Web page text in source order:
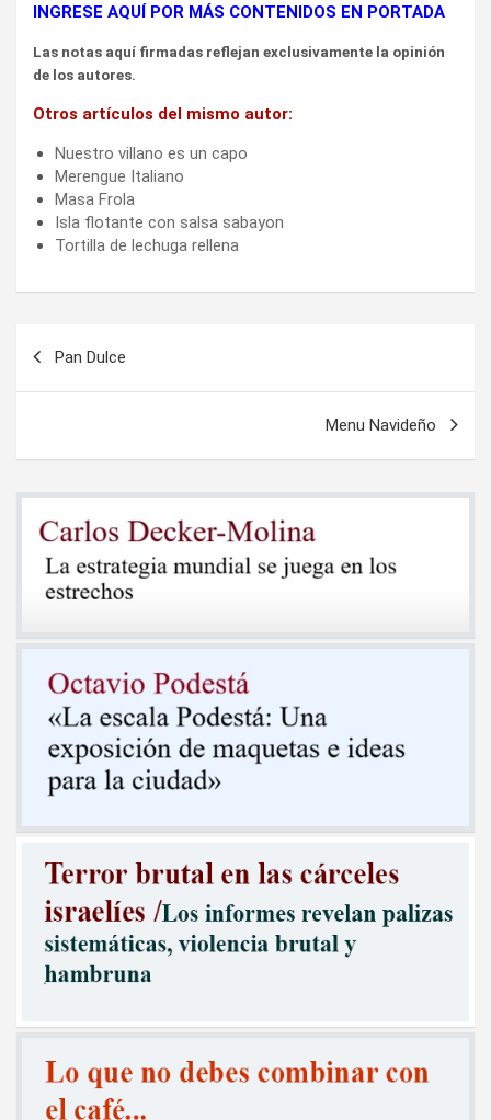
INGRESE AQUÍ POR MÁS CONTENIDOS EN PORTADA
Las notas aquí firmadas reflejan exclusivamente la opinión
de los autores.
Otros artículos del mismo autor:
Nuestro villano es un capo
Merengue Italiano
Masa Frola
Isla flotante con salsa sabayon
Tortilla de lechuga rellena
Pan Dulce
Menu Navideño